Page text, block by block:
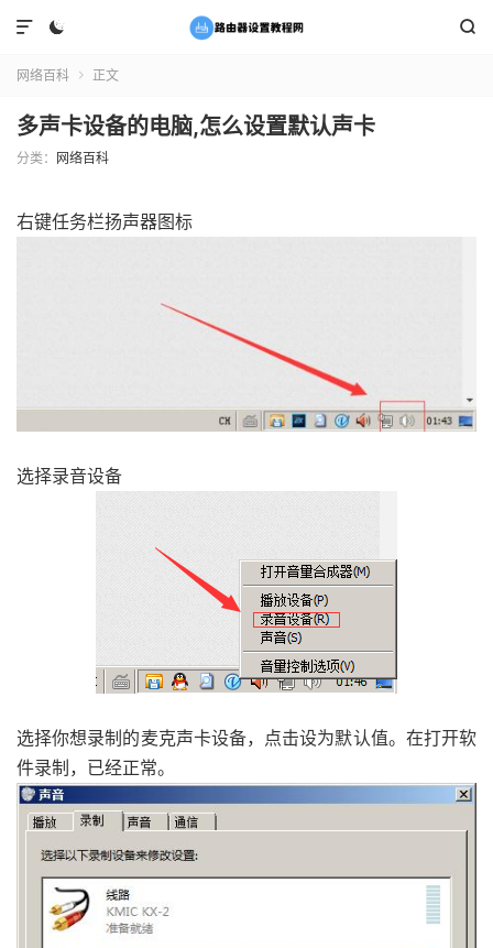
 

网络百科  正文
多声卡设备的电脑,怎么设置默认声卡
分类： 网络百科
右键任务栏扬声器图标
选择录音设备
选择你想录制的麦克声卡设备，点击设为默认值。在打开软
件录制，已经正常。